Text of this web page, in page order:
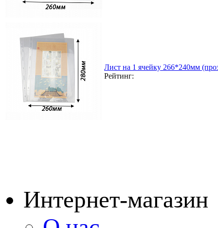
Лист на 1 ячейку 266*240мм
Рейтинг:
Интернет-магазин